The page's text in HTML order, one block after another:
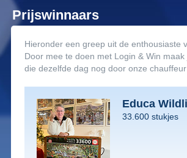
Prijswinnaars
Hieronder een greep uit de enthousiaste
Door mee te doen met Login & Win
die dezelfde dag nog door onze chauffeur
Educa
33.600 stukjes